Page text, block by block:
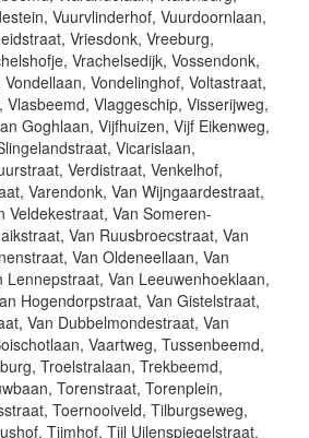
Vuurvlinderhof, Vuurdoornlaan,
Vriesdonk, Vreeburg,
Vrachelsedijk, Vossendonk,
Vondelinghof, Voltastraat,
Vlaggeschip, Visserijweg,
Goghlaan, Vijfhuizen, Vijf Eikenweg,
Vicarislaan,
Verdistraat, Venkelhof,
Varendonk, Van Wijngaardestraat,
Veldekestraat, Van Someren-
Van Ruusbroecstraat, Van
Van Oldeneellaan, Van
Lennepstraat, Van Leeuwenhoeklaan,
Hogendorpstraat, Van Gistelstraat,
Van Dubbelmondestraat, Van
Vaartweg, Tussenbeemd,
Troelstralaan, Trekbeemd,
Torenstraat, Torenplein,
Toernooiveld, Tilburgseweg,
Tijmhof, Tijl Uilenspiegelstraat,